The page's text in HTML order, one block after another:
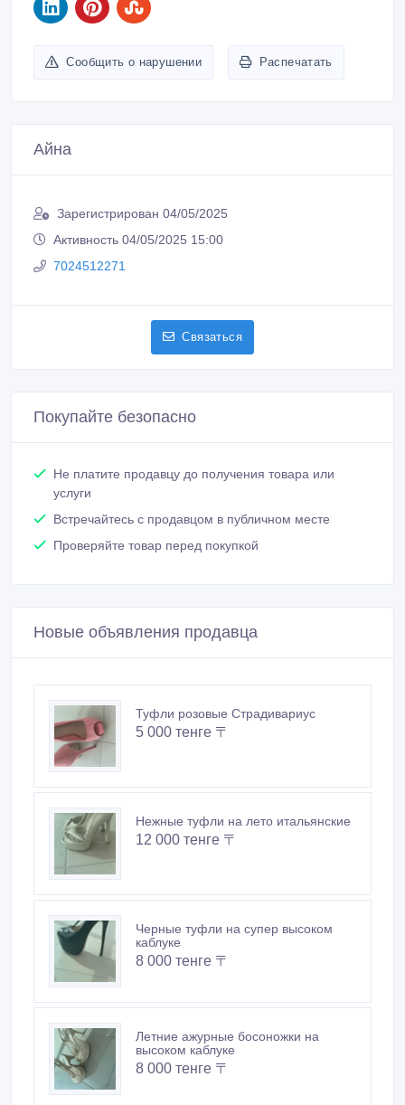
Сообщить о нарушении Распечатать
Айна
Зарегистрирован 04/05/2025
Активность 04/05/2025 15:00
7024512271
Связаться
Покупайте безопасно
Не платите продавцу до получения товара или
услуги
Встречайтесь с продавцом в публичном месте
Проверяйте товар перед покупкой
Новые объявления продавца
Туфли розовые Страдивариус
5 000 тенге 〒
Нежные туфли на лето итальянские
12 000 тенге 〒
Черные туфли на супер высоком
каблуке
8 000 тенге 〒
Летние ажурные босоножки на
высоком каблуке
8 000 тенге 〒